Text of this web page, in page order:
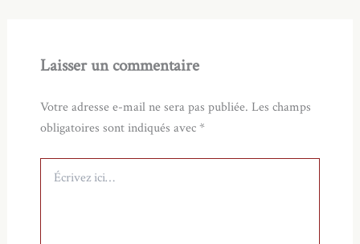
Laisser un commentaire
Votre adresse e-mail ne sera pas publiée. Les champs
obligatoires sont indiqués avec*
ici…